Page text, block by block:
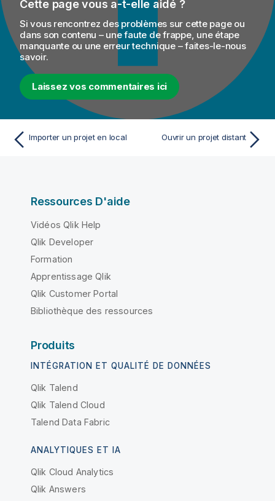
Cette page vous a-t-elle aidé ?
Si vous rencontrez des problèmes sur cette page ou
dans son contenu – une faute de frappe, une étape
manquante ou une erreur technique – faites-le-nous
savoir.
Laissez vos commentaires ici
Importer un projet en local Ouvrir un projet distant
Ressources D'aide
Vidéos Qlik Help
Qlik Developer
Formation
Apprentissage Qlik
Qlik Customer Portal
Bibliothèque des ressources
Produits
INTÉGRATION ET QUALITÉ DE DONNÉES
Qlik Talend
Qlik Talend Cloud
Talend Data Fabric
ANALYTIQUES ET IA
Qlik Cloud Analytics
Qlik Answers